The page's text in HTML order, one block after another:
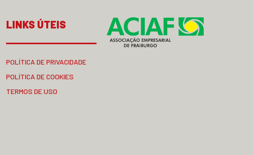
LINKS ÚTEIS
POLÍTICA DE PRIVACIDADE
POLÍTICA DE COOKIES
TERMOS DE USO